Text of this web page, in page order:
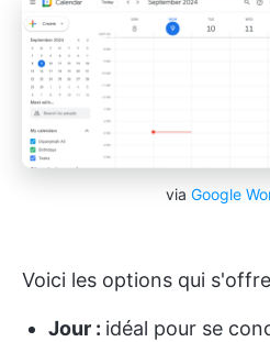
via Google
Voici les options qui
Jour : idéal pour se